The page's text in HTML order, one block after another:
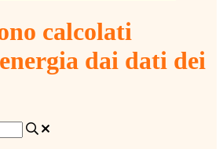
calcolati
dai dati dei